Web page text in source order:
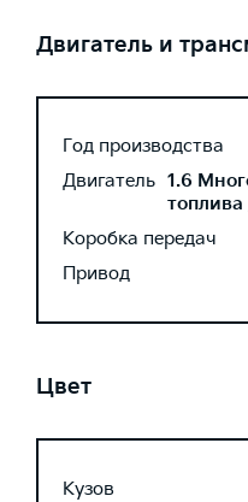
Двигатель и
Год производства
Двигатель 1.6
Коробка передач
Привод
Цвет
Кузов